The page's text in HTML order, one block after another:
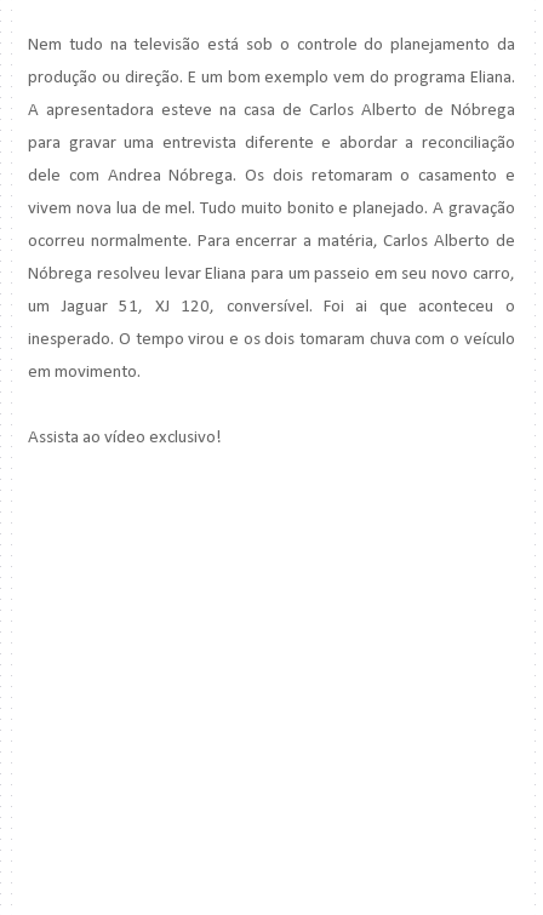
Nem tudo na televisão está sob o controle do planejamento da
produção ou direção. E um bom exemplo vem do programa Eliana.
A apresentadora esteve na casa de Carlos Alberto de Nóbrega
para gravar uma entrevista diferente e abordar a reconciliação
dele com Andrea Nóbrega. Os dois retomaram o casamento e
vivem nova lua de mel. Tudo muito bonito e planejado. A gravação
ocorreu normalmente. Para encerrar a matéria, Carlos Alberto de
Nóbrega resolveu levar Eliana para um passeio em seu novo carro,
um Jaguar 51, XJ 120, conversível. Foi ai que aconteceu o
inesperado. O tempo virou e os dois tomaram chuva com o veículo
em movimento.
Assista ao vídeo exclusivo!